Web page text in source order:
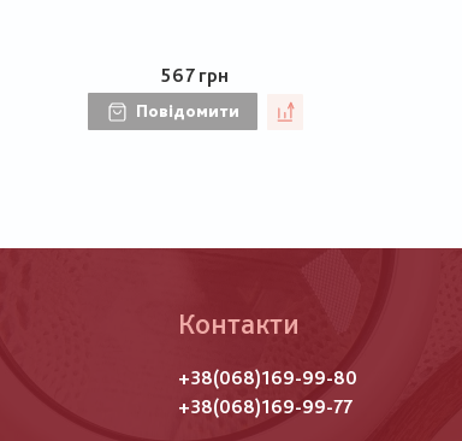
567 грн
Повідомити
Контакти
+38(068)169-99-80
+38(068)169-99-77